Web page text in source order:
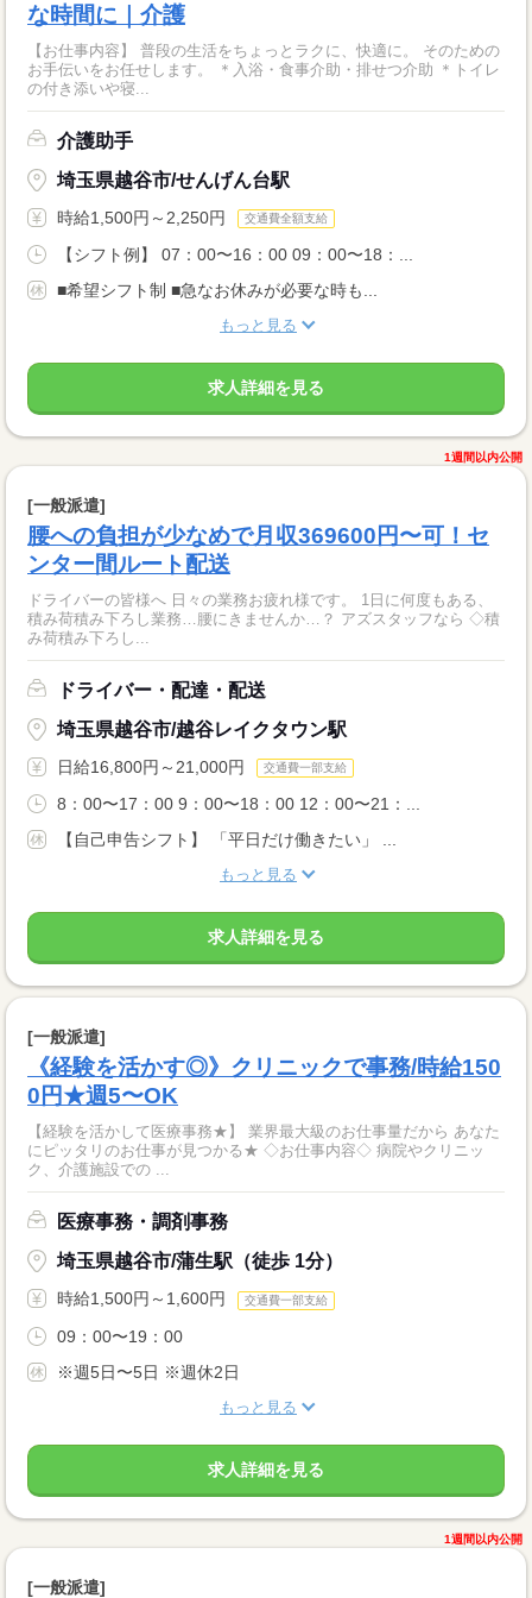
な時間に｜介護
【お仕事内容】 普段の生活をちょっとラクに、快適に。 そのための
お手伝いをお任せします。 ＊入浴・食事介助・排せつ介助 ＊トイレ
の付き添いや寝...
介護助手
埼玉県越谷市/せんげん台駅
時給1,500円～2,250円 交通費全額支給
【シフト例】 07：00〜16：00 09：00〜18：...
■希望シフト制 ■急なお休みが必要な時も...
もっと見る
求人詳細を見る
1週間以内公開
[一般派遣]
腰への負担が少なめで月収369600円〜可！セ
ンター間ルート配送
ドライバーの皆様へ 日々の業務お疲れ様です。 1日に何度もある、
積み荷積み下ろし業務…腰にきませんか…？ アズスタッフなら ◇積
み荷積み下ろし...
ドライバー・配達・配送
埼玉県越谷市/越谷レイクタウン駅
日給16,800円～21,000円 交通費一部支給
8：00〜17：00 9：00〜18：00 12：00〜21：...
【自己申告シフト】 「平日だけ働きたい」 ...
もっと見る
求人詳細を見る
[一般派遣]
《経験を活かす◎》クリニックで事務/時給150
0円★週5〜OK
【経験を活かして医療事務★】 業界最大級のお仕事量だから あなた
にピッタリのお仕事が見つかる★ ◇お仕事内容◇ 病院やクリニッ
ク、介護施設での ...
医療事務・調剤事務
埼玉県越谷市/蒲生駅（徒歩 1分）
時給1,500円～1,600円 交通費一部支給
09：00〜19：00
※週5日〜5日 ※週休2日
もっと見る
求人詳細を見る
1週間以内公開
[一般派遣]